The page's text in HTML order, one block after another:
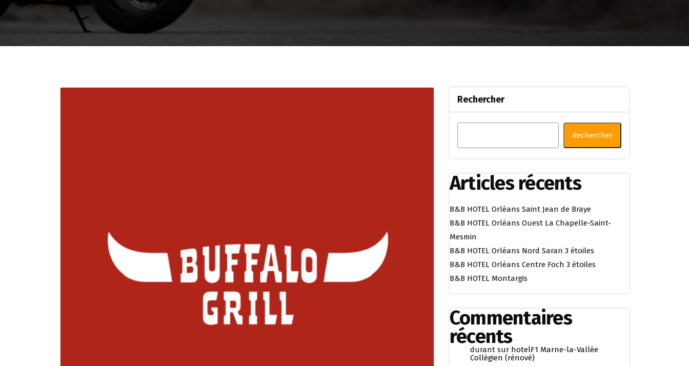
Rechercher
Rechercher
Articles récents
B&B HOTEL Orléans Saint Jean de Braye
B&B HOTEL Orléans Ouest La Chapelle-Saint-
Mesmin
B&B HOTEL Orléans Nord Saran 3 étoiles
B&B HOTEL Orléans Centre Foch 3 étoiles
B&B HOTEL Montargis
Commentaires
récents
durant sur hotelF1 Marne-la-Vallée
Collégien (rénové)